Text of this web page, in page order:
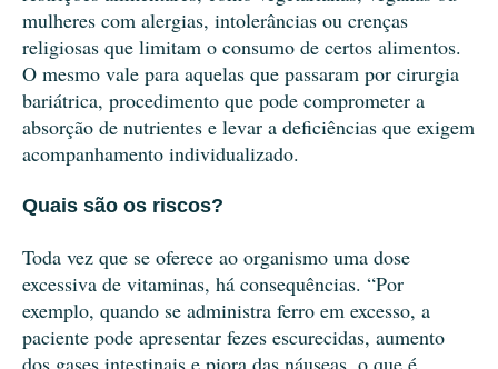
mulheres com alergias, intolerâncias ou crenças
religiosas que limitam o consumo de certos alimentos.
O mesmo vale para aquelas que passaram por cirurgia
bariátrica, procedimento que pode comprometer a
absorção de nutrientes e levar a deficiências que exigem
acompanhamento individualizado.
Quais são os riscos?
Toda vez que se oferece ao organismo uma dose
excessiva de vitaminas, há consequências. “Por
exemplo, quando se administra ferro em excesso, a
paciente pode apresentar fezes escurecidas, aumento
dos gases intestinais e piora das náuseas, o que é